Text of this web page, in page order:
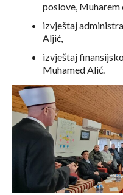
poslove, Muharem
izvještaj
Aljić,
izvještaj
Muhamed Alić.